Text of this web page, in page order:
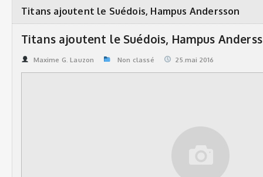
GALERIE PHOTOS
STATISTIQUES
ORGANISATION
CALENDRIER
COMMANDITAIRES
STATISTIQUES DE LA LIGUE
Titans ajoutent le Suédois, Hampus Andersson
Titans ajoutent le Suédois, Hampus
Maxime G. Lauzon Non classé 25.mai 2016